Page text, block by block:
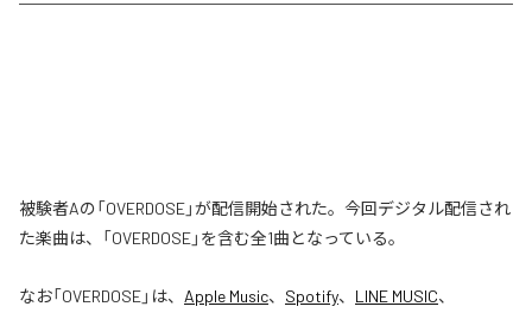
被験者Aの「OVERDOSE」が配信開始された。今回デジタル配信され
た楽曲は、「OVERDOSE」を含む全1曲となっている。
なお「OVERDOSE」は、 Apple Music、 Spotify、 LINE MUSIC、